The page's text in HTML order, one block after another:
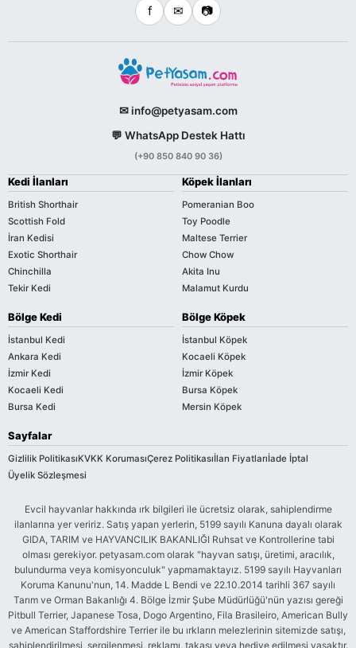
f ✉ 📷
✉ info@petyasam.com
💬 WhatsApp Destek Hattı
(+90 850 840 90 36)
Kedi İlanları
British Shorthair
Scottish Fold
İran Kedisi
Exotic Shorthair
Chinchilla
Tekir Kedi
Köpek İlanları
Pomeranian Boo
Toy Poodle
Maltese Terrier
Chow Chow
Akita Inu
Malamut Kurdu
Bölge Kedi
İstanbul Kedi
Ankara Kedi
İzmir Kedi
Kocaeli Kedi
Bursa Kedi
Bölge Köpek
İstanbul Köpek
Kocaeli Köpek
İzmir Köpek
Bursa Köpek
Mersin Köpek
Sayfalar
Gizlilik PolitikasıKVKK KorumasıÇerez Politikasıİlan Fiyatlarıİade İptal
Üyelik Sözleşmesi
Evcil hayvanlar hakkında ırk bilgileri ile ücretsiz olarak, sahiplendirme
ilanlarına yer veririz. Satış yapan yerlerin, 5199 sayılı Kanuna dayalı olarak
GIDA, TARIM ve HAYVANCILIK BAKANLIĞI Ruhsat ve Kontrollerine tabi
olması gerekiyor. petyasam.com olarak "hayvan satışı, üretimi, aracılık,
bulundurma veya komisyonculuk" yapmamaktayız. 5199 sayılı Hayvanları
Koruma Kanunu'nun, 14. Madde L Bendi ve 22.10.2014 tarihli 367 sayılı
Tarım ve Orman Bakanlığı 4. Bölge İzmir Şube Müdürlüğü'nün yazısı gereği
Pitbull Terrier, Japanese Tosa, Dogo Argentino, Fila Brasileiro, American Bully
ve American Staffordshire Terrier ile bu ırkların melezlerinin sitemizde satışı,
sahiplendirilmesi, sergilenmesi, reklamı, takası veya hediye edilmesi yasaktır.